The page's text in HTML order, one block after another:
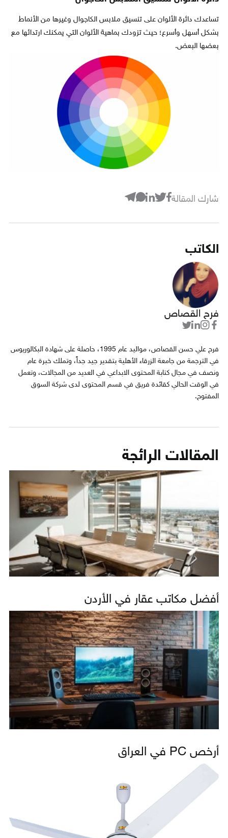
تساعدك دائرة الألوان على تنسيق ملابس الكاجوال وغيرها من الأنماط
بشكل أسهل وأسرع؛ حيث تزودك بماهية الألوان التي يمكنك ارتدائها مع
بعضها البعض.
شارك المقالة
الكاتب
فرح القصاص
فرح علي حسن القصاص، مواليد عام 1995، حاصلة على شهادة البكالوريوس
في الترجمة من جامعة الزرقاء الأهلية بتقدير جيد جداً، وتملك خبرة عام
ونصف في مجال كتابة المحتوى الابداعي في العديد من المجالات، وتعمل
في الوقت الحالي كقائدة فريق في قسم المحتوى لدى شركة السوق
المفتوح.
المقالات الرائجة
أفضل مكاتب عقار في الأردن
أرخص PC في العراق